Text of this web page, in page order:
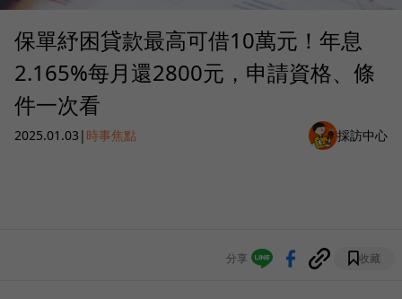
保單紓困貸款最高可借10萬元！年息
2.165%每月還2800元，申請資格、條
件一次看
2025.01.03 | 時事焦點 採訪中心
分享 收藏